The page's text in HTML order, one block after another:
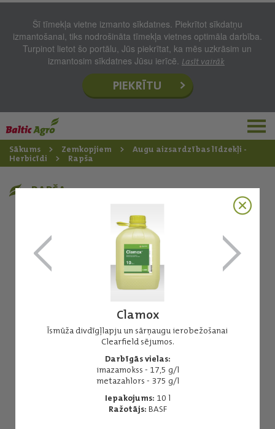
Šī tīmekļa vietne izmanto sīkdatnes. Piekrītot sīkdatņu
izmantošanai, tiks nodrošināta tīmekļa vietnes optimāla darbība.
Turpinot lietot šo portālu, Jūs piekrītat, ka mēs uzkrāsim un
izmantosim sīkdatnes Jūsu ierīcē. Lasīt vairāk
PIEKRĪTU
Sākums Zemkopjiem
Augu aizsardzības līdzekļi -
Herbicīdi
Rapša
Clamox
Īsmūža divdīgļlapju un sārņaugu ierobežošanai
Clearfield sējumos.
Darbīgās vielas:
imazamokss - 17,5 g/l
metazahlors - 375 g/l
Iepakojums: 10 l
Ražotājs: BASF
RAPŠA
Agil 100
Herbicīds īsmūža un daudzgadīgo viendīgļlapju nezāļu
apkarošanai.
Darbīgās vielas:
propakvizafops - 100 g/l